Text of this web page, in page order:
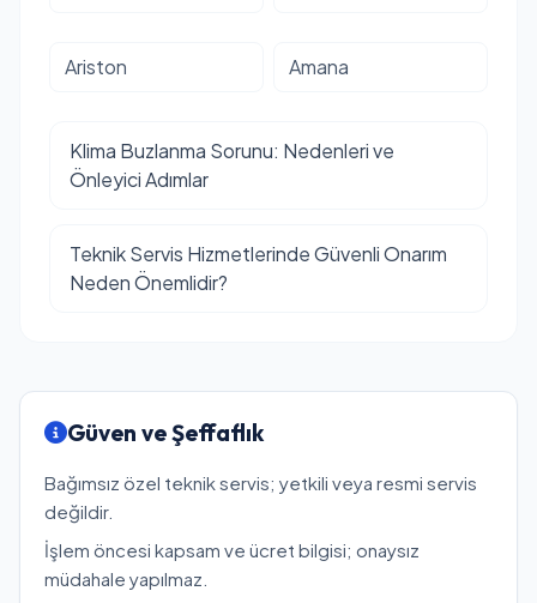
Ariston Amana
Klima Buzlanma Sorunu: Nedenleri ve
Önleyici Adımlar
Teknik Servis Hizmetlerinde Güvenli Onarım
Neden Önemlidir?
Güven ve Şeffaflık
Bağımsız özel teknik servis; yetkili veya resmi servis
değildir.
İşlem öncesi kapsam ve ücret bilgisi; onaysız
müdahale yapılmaz.